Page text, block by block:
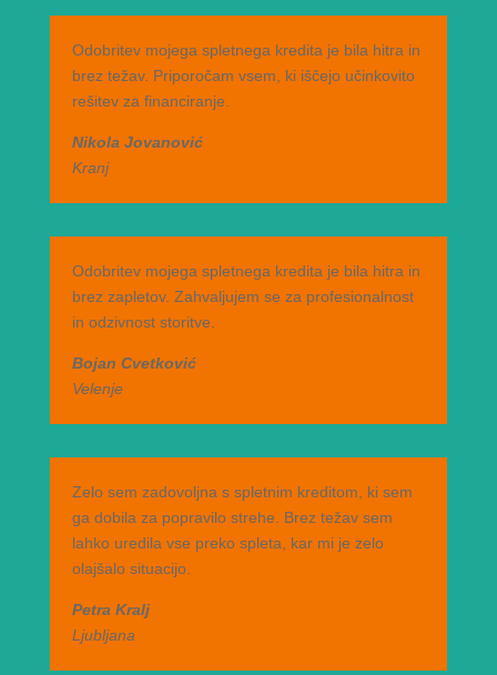
Odobritev mojega spletnega kredita je bila hitra in
brez težav. Priporočam vsem, ki iščejo učinkovito
rešitev za financiranje.
Nikola Jovanović
Kranj
Odobritev mojega spletnega kredita je bila hitra in
brez zapletov. Zahvaljujem se za profesionalnost
in odzivnost storitve.
Bojan Cvetković
Velenje
Zelo sem zadovoljna s spletnim kreditom, ki sem
ga dobila za popravilo strehe. Brez težav sem
lahko uredila vse preko spleta, kar mi je zelo
olajšalo situacijo.
Petra Kralj
Ljubljana